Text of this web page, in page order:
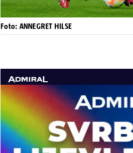
Foto: ANNEGRET HILSE